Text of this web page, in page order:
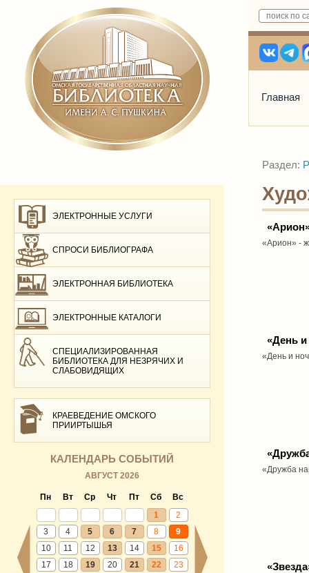
Главная
ЭЛЕКТРОННЫЕ УСЛУГИ
СПРОСИ БИБЛИОГРАФА
ЭЛЕКТРОННАЯ БИБЛИОТЕКА
ЭЛЕКТРОННЫЕ КАТАЛОГИ
СПЕЦИАЛИЗИРОВАННАЯ
БИБЛИОТЕКА ДЛЯ НЕЗРЯЧИХ И
СЛАБОВИДЯЩИХ
КРАЕВЕДЕНИЕ ОМСКОГО
ПРИИРТЫШЬЯ
КАЛЕНДАРЬ СОБЫТИЙ
АВГУСТ 2026
Пн Вт Ср Чт Пт Сб
Вс
1
2
3
4 5 6 7 8
9
10
11 12 13 14 15
16
17
18 19 20 21 22
23
Раздел:
«Арион» -
«День
«День и
«Дружба